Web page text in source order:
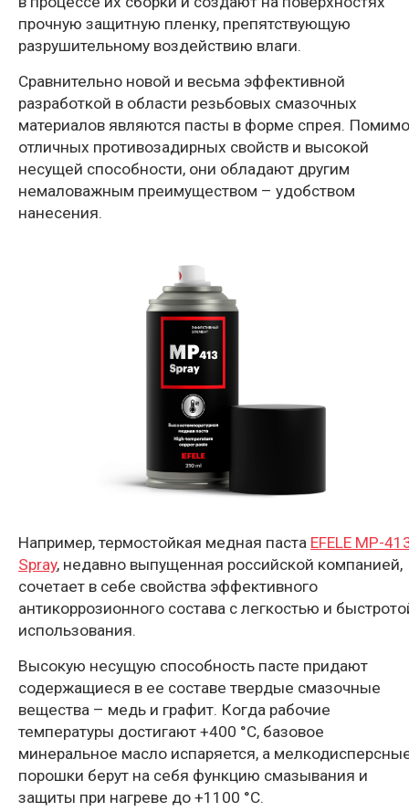
прочную защитную пленку, препятствующую
разрушительному воздействию влаги.
Сравнительно новой и весьма эффективной
разработкой в области резьбовых смазочных
материалов являются пасты в форме спрея. Помимо
отличных противозадирных свойств и высокой
несущей способности, они обладают другим
немаловажным преимуществом – удобством
нанесения.
Например, термостойкая медная паста EFELE MP-
Spray, недавно выпущенная российской компанией,
сочетает в себе свойства эффективного
антикоррозионного состава с легкостью и
использования.
Высокую несущую способность пасте придают
содержащиеся в ее составе твердые смазочные
вещества – медь и графит. Когда рабочие
температуры достигают +400 °С, базовое
минеральное масло испаряется, а
порошки берут на себя функцию смазывания и
защиты при нагреве до +1100 °С.